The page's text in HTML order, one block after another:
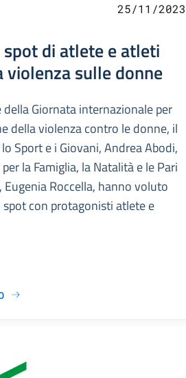
25/11/2023
spot di atlete e atleti
violenza sulle donne
della Giornata internazionale per
della violenza contro le donne, il
Sport e i Giovani, Andrea Abodi,
la Famiglia, la Natalità e le Pari
Roccella, hanno voluto
con protagonisti atlete e